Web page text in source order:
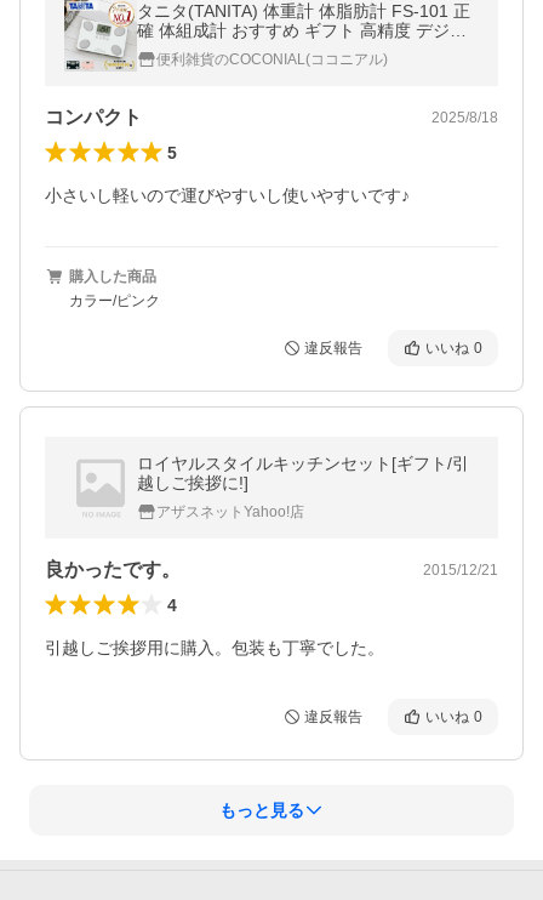
タニタ(TANITA) 体重計 体脂肪計 FS-101 正
確 体組成計 おすすめ ギフト 高精度 デジタ
ル シンプル 薄型 おしゃれ 縦置き 正規品 FS
101||||||||||
便利雑貨のCOCONIAL(ココニアル)
コンパクト 2025/8/18
5
小さいし軽いので運びやすいし使いやすいです♪
購入した商品
カラー/ピンク
違反報告 いいね 0
ロイヤルスタイルキッチンセット[ギフト/引
越しご挨拶に!]
アザスネットYahoo!店
良かったです。 2015/12/21
4
引越しご挨拶用に購入。包装も丁寧でした。
違反報告 いいね 0
もっと見る